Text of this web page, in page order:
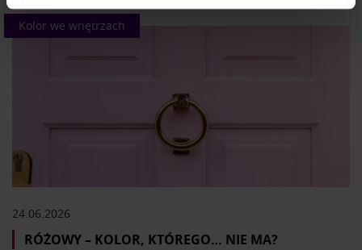
zmienić lub wycofać swoją zgodę w dowolnej chwili.
korzystasz z naszej witryny, udostępniamy partnerom
społecznościowym, reklamowym i analitycznym.
Partnerzy mogą połączyć te informacje z innymi danymi
otrzymanymi od Ciebie lub uzyskanymi podczas
korzystania z ich usług.
Kolor we wnętrzach
24.06.2026
RÓŻOWY – KOLOR, KTÓREGO… NIE MA?